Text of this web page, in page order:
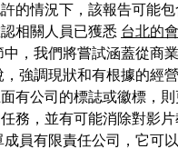
的情況下，該報告可能
相關人員已獲悉 台北的
，我們將嘗試涵蓋從商
強調現狀和有根據的經
有公司的標誌或徽標，
務，並有可能消除對影
員有限責任公司，它可